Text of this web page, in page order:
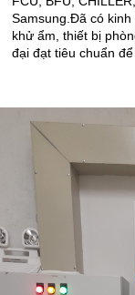
Samsung.Đã có
khử ẩm, thiết bị
đại đạt tiêu chuẩn